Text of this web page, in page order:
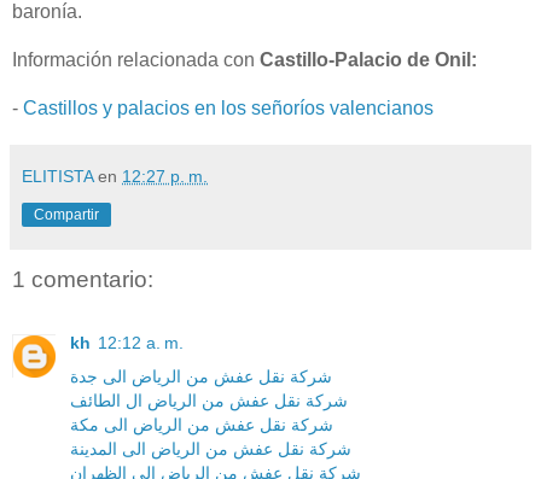
baronía.
Información relacionada con Castillo-Palacio de Onil:
- Castillos y palacios en los señoríos valencianos
ELITISTA en 12:27 p. m.
Compartir
1 comentario:
kh 12:12 a. m.
شركة نقل عفش من الرياض الى جدة
شركة نقل عفش من الرياض ال الطائف
شركة نقل عفش من الرياض الى مكة
شركة نقل عفش من الرياض الى المدينة
شركة نقل عفش من الرياض الى الظهران